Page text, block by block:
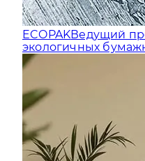
ECOPAKВедущий
экологичных